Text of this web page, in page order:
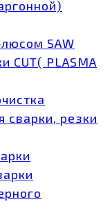
SAW
CUT( PLASMA
сварки, резки